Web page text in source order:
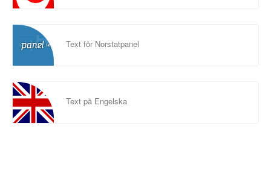
Text för Norstatpanel
Text på Engelska